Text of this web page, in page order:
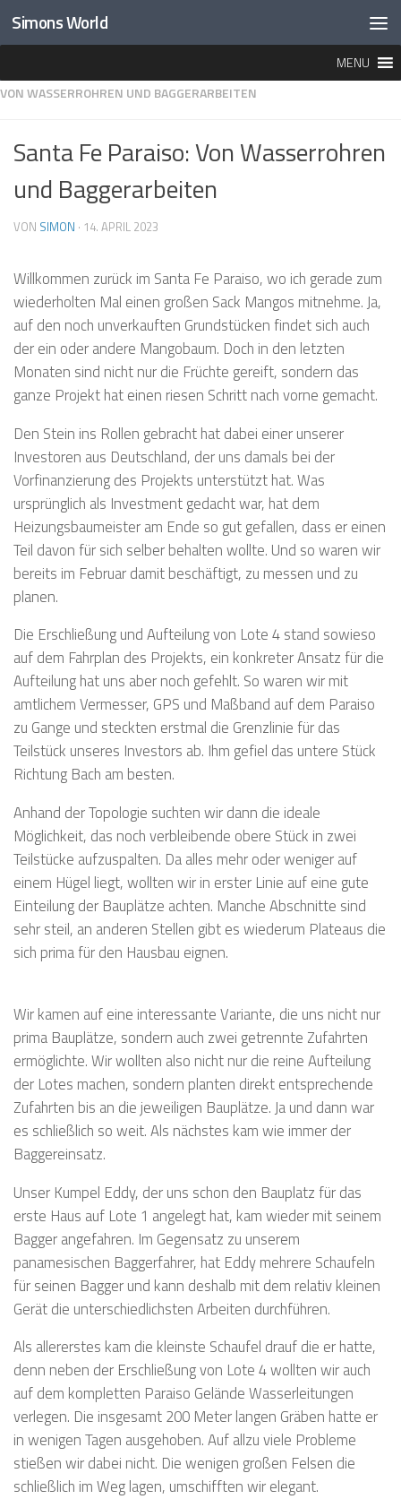
Unter dem Inhalt
Simons World
MENU
SANTA FE PARAISO:
VON WASSERROHREN UND BAGGERARBEITEN
Santa Fe Paraiso: Von Wasserrohren
und Baggerarbeiten
VON SIMON · 14. APRIL 2023
Willkommen zurück im Santa Fe Paraiso, wo ich gerade zum
wiederholten Mal einen großen Sack Mangos mitnehme. Ja,
auf den noch unverkauften Grundstücken findet sich auch
der ein oder andere Mangobaum. Doch in den letzten
Monaten sind nicht nur die Früchte gereift, sondern das
ganze Projekt hat einen riesen Schritt nach vorne gemacht.
Den Stein ins Rollen gebracht hat dabei einer unserer
Investoren aus Deutschland, der uns damals bei der
Vorfinanzierung des Projekts unterstützt hat. Was
ursprünglich als Investment gedacht war, hat dem
Heizungsbaumeister am Ende so gut gefallen, dass er einen
Teil davon für sich selber behalten wollte. Und so waren wir
bereits im Februar damit beschäftigt, zu messen und zu
planen.
Die Erschließung und Aufteilung von Lote 4 stand sowieso
auf dem Fahrplan des Projekts, ein konkreter Ansatz für die
Aufteilung hat uns aber noch gefehlt. So waren wir mit
amtlichem Vermesser, GPS und Maßband auf dem Paraiso
zu Gange und steckten erstmal die Grenzlinie für das
Teilstück unseres Investors ab. Ihm gefiel das untere Stück
Richtung Bach am besten.
Anhand der Topologie suchten wir dann die ideale
Möglichkeit, das noch verbleibende obere Stück in zwei
Teilstücke aufzuspalten. Da alles mehr oder weniger auf
einem Hügel liegt, wollten wir in erster Linie auf eine gute
Einteilung der Bauplätze achten. Manche Abschnitte sind
sehr steil, an anderen Stellen gibt es wiederum Plateaus die
sich prima für den Hausbau eignen.
Wir kamen auf eine interessante Variante, die uns nicht nur
prima Bauplätze, sondern auch zwei getrennte Zufahrten
ermöglichte. Wir wollten also nicht nur die reine Aufteilung
der Lotes machen, sondern planten direkt entsprechende
Zufahrten bis an die jeweiligen Bauplätze. Ja und dann war
es schließlich so weit. Als nächstes kam wie immer der
Baggereinsatz.
Unser Kumpel Eddy, der uns schon den Bauplatz für das
erste Haus auf Lote 1 angelegt hat, kam wieder mit seinem
Bagger angefahren. Im Gegensatz zu unserem
panamesischen Baggerfahrer, hat Eddy mehrere Schaufeln
für seinen Bagger und kann deshalb mit dem relativ kleinen
Gerät die unterschiedlichsten Arbeiten durchführen.
Als allererstes kam die kleinste Schaufel drauf die er hatte,
denn neben der Erschließung von Lote 4 wollten wir auch
auf dem kompletten Paraiso Gelände Wasserleitungen
verlegen. Die insgesamt 200 Meter langen Gräben hatte er
in wenigen Tagen ausgehoben. Auf allzu viele Probleme
stießen wir dabei nicht. Die wenigen großen Felsen die
schließlich im Weg lagen, umschifften wir elegant.